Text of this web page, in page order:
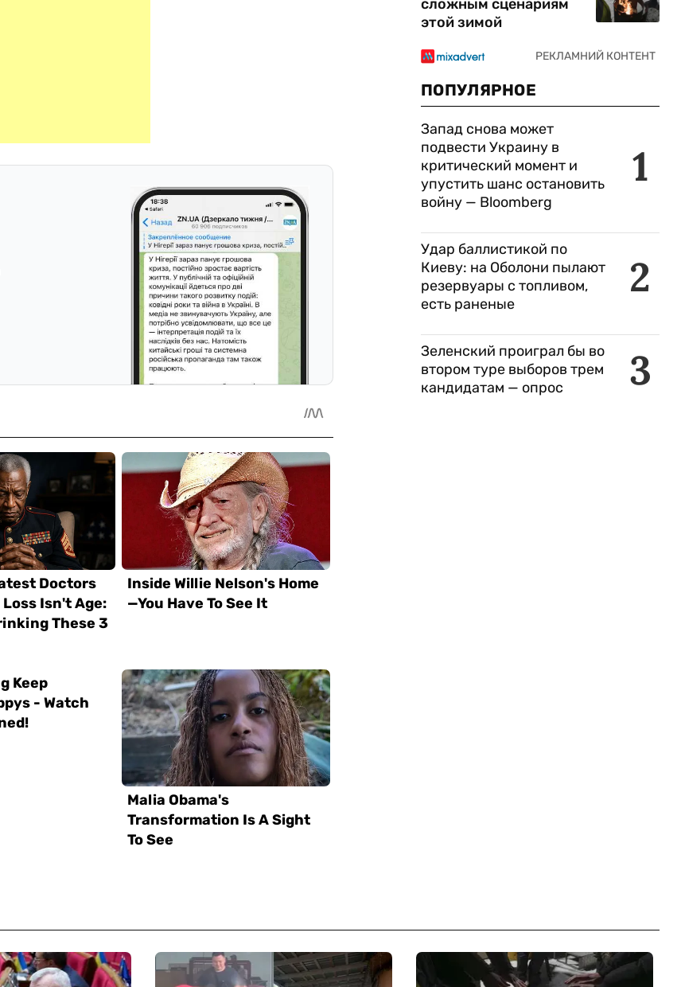
сложным сценариям
этой зимой
ПОПУЛЯРНОЕ
1
Запад снова может
подвести Украину в
критический момент и
упустить шанс остановить
войну — Bloomberg
2
Удар баллистикой по
Киеву: на Оболони пылают
резервуары с топливом,
есть раненые
3
Зеленский проиграл бы во
втором туре выборов трем
кандидатам — опрос